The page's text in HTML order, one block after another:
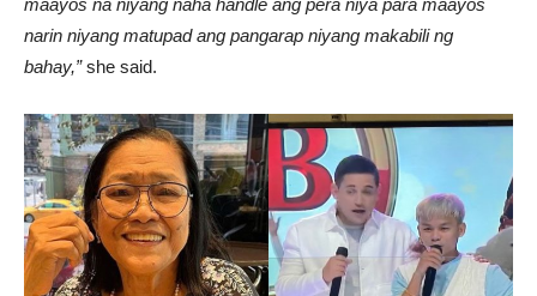
maayos na niyang naha handle ang pera niya para maayos
narin niyang matupad ang pangarap niyang makabili ng
bahay,”she said.